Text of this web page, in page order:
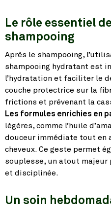
Le rôle essentiel
shampooing
Après le shampooing,
shampooing hydratant est
l’hydratation et faciliter le
couche protectrice sur la
frictions et prévenant la
Les formules enrichies en
légères, comme l’huile
douceur immédiate tout en
cheveux. Ce geste permet
souplesse, un atout majeur
et disciplinée.
Un soin